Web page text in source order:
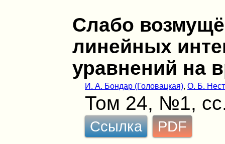
Слабо
линейных
уравнений на
И. А. Бондар (Головацкая),О. Б.
Том 24, №1,
Ссылка PDF